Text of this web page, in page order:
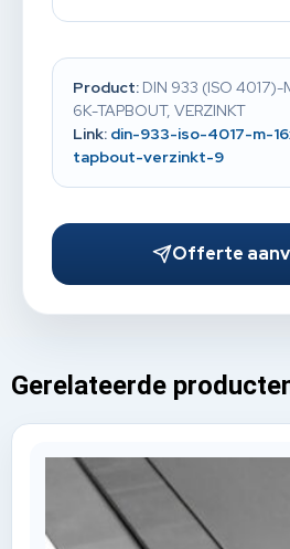
Product: DIN 933 (ISO 4017)-
6K-TAPBOUT, VERZINKT
Link: din-933-iso-4017-m-
tapbout-verzinkt-9
Offerte
Gerelateerde